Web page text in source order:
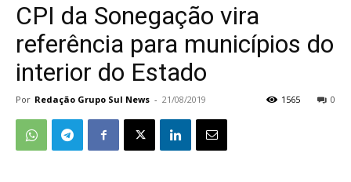
CPI da Sonegação vira
referência para municípios do
interior do Estado
Por Redação Grupo Sul News - 21/08/2019 0
1565